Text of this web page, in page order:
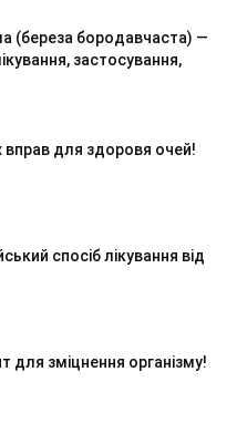
(береза бородавчаста) —
застосування,
вправ для здоровя очей!
спосіб лікування від
для зміцнення організму!